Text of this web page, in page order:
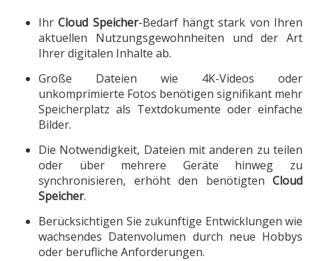
IhrCloud Speicher-Bedarf hängt stark von Ihren
aktuellen Nutzungsgewohnheiten und der Art
Ihrer digitalen Inhalte ab.
Große Dateien wie 4K-Videos oder
unkomprimierte Fotos benötigen signifikant mehr
Speicherplatz als Textdokumente oder einfache
Bilder.
Die Notwendigkeit, Dateien mit anderen zu teilen
oder über mehrere Geräte hinweg zu
synchronisieren, erhöht den benötigten Cloud
Speicher.
Berücksichtigen Sie zukünftige Entwicklungen wie
wachsendes Datenvolumen durch neue Hobbys
oder berufliche Anforderungen.